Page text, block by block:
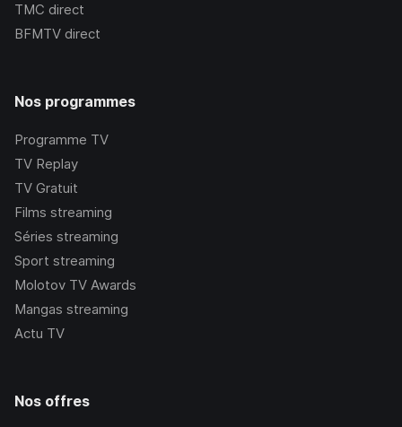
TMC direct
BFMTV direct
Nos programmes
Programme TV
TV Replay
TV Gratuit
Films streaming
Séries streaming
Sport streaming
Molotov TV Awards
Mangas streaming
Actu TV
Nos offres